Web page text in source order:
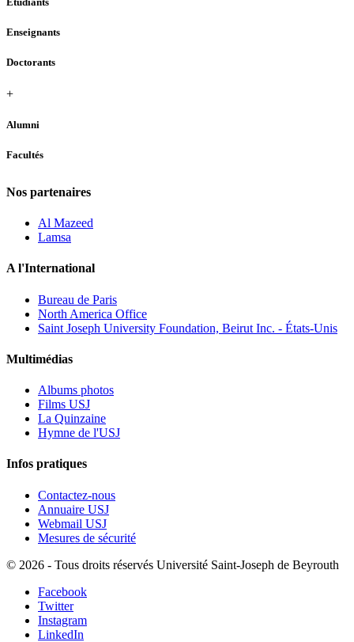
Enseignants
Doctorants
+
Alumni
Facultés
Nos partenaires
Al Mazeed
Lamsa
A l'International
Bureau de Paris
North America Office
Saint Joseph University Foundation, Beirut Inc. - États-Unis
Multimédias
Albums photos
Films USJ
La Quinzaine
Hymne de l'USJ
Infos pratiques
Contactez-nous
Annuaire USJ
Webmail USJ
Mesures de sécurité
© 2026 - Tous droits réservés Université Saint-Joseph de Beyrouth
Facebook
Twitter
Instagram
LinkedIn